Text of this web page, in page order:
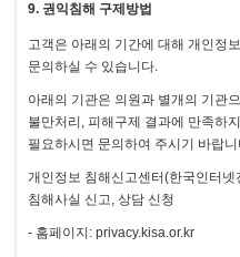
9. 권익침해 구제방법
고객은 아래의 기간에 대해 개인정
문의하실 수 있습니다.
아래의 기관은 의원과 별개의 기관
불만처리, 피해구제 결과에 만족하
필요하시면 문의하여 주시기 바랍
개인정보 침해신고센터(한국인터
침해사실 신고, 상담 신청
- 홈페이지: privacy.kisa.or.kr